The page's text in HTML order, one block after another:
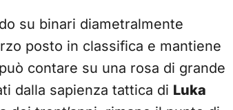
su binari diametralmente
posto in classifica e mantiene
contare su una rosa di grande
dalla sapienza tattica di Luka